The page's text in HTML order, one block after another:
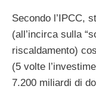
Secondo l’IPCC,
(all’incirca sulla
riscaldamento)
(5 volte
7.200 miliardi di